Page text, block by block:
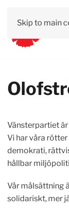
Skip to main
Vänsterpartiet
Vi har våra
demokrati,
hållbar
Vår målsättning
solidariskt, mer